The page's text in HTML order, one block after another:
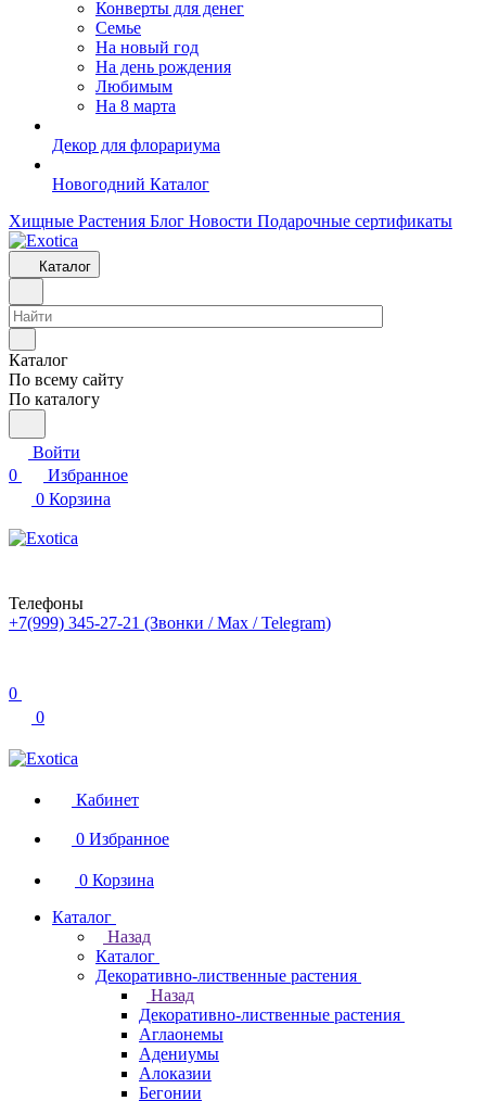
Конверты для денег
Семье
На новый год
На день рождения
Любимым
На 8 марта
Декор для флорариума
Новогодний Каталог
Хищные Растения Блог Новости Подарочные сертификаты
Каталог
Каталог
По всему сайту
По каталогу
Войти
0
Избранное
0 Корзина
Телефоны
+7(999) 345-27-21 (Звонки / Max / Telegram)
0
0
Кабинет
0 Избранное
0 Корзина
Каталог
Назад
Каталог
Декоративно-лиственные растения
Назад
Декоративно-лиственные растения
Аглаонемы
Адениумы
Алоказии
Бегонии